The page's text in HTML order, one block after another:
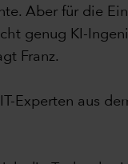
Aber für die
genug KI-
Franz.
Experten aus